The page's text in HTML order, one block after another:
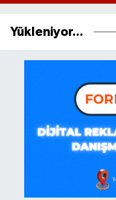
Yükleniyor...